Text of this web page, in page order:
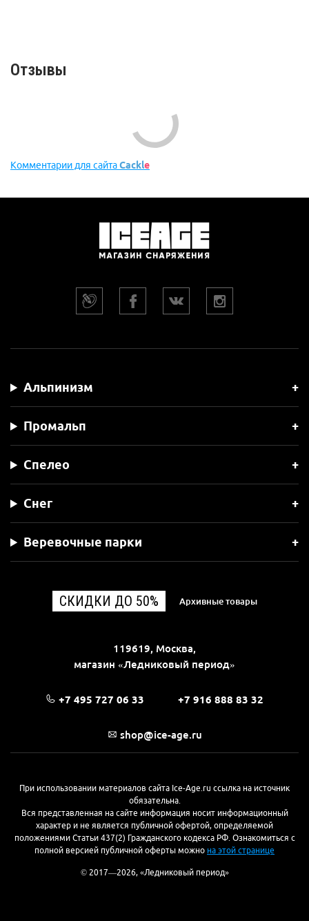
Отзывы
Новые
Никто ещё не оставил комментариев, станьте первым.
Альпинизм
Промальп
Веревочные парки
+7 495 727 06 33 +7 916 888 83 32
shop@ice-age.ru